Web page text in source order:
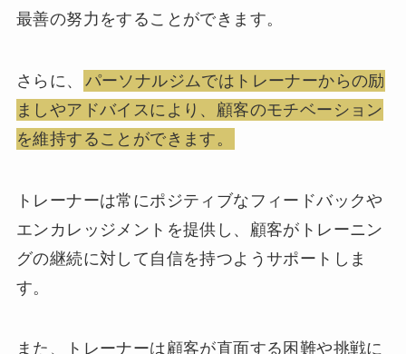
最善の努力をすることができます。
さらに、
パーソナルジムではトレーナーからの励
ましやアドバイスにより、顧客のモチベーション
を維持することができます。
トレーナーは常にポジティブなフィードバックや
エンカレッジメントを提供し、顧客がトレーニン
グの継続に対して自信を持つようサポートしま
す。
また、トレーナーは顧客が直面する困難や挑戦に